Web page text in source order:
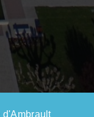
d'Ambrault